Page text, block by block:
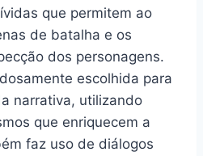
que permitem ao
de batalha e os
dos personagens.
escolhida para
narrativa, utilizando
que enriquecem a
faz uso de diálogos